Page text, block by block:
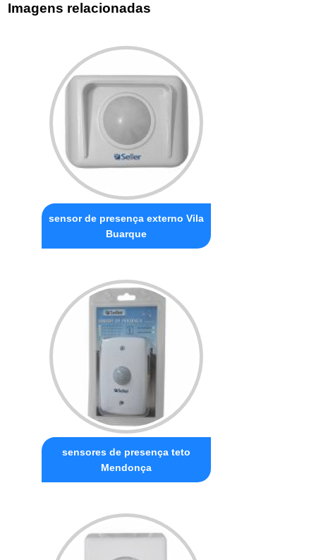
Imagens relacionadas
sensor de presença externo Vila
Buarque
sensores de presença teto
Mendonça